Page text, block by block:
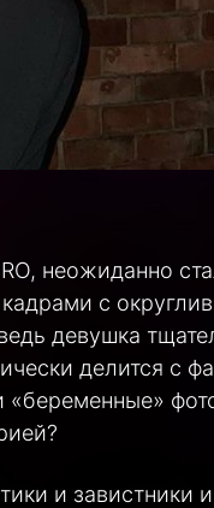
неожиданно
с
девушка
делится с
и завистники